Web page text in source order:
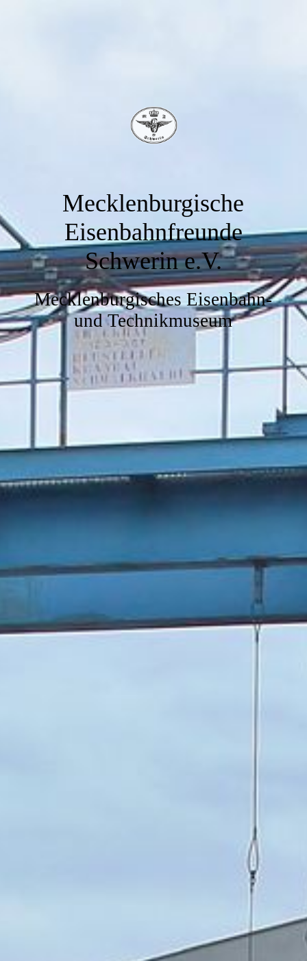
Mecklenburgische
Eisenbahnfreunde
Schwerin e.V.
Mecklenburgisches Eisenbahn-
und Technikmuseum